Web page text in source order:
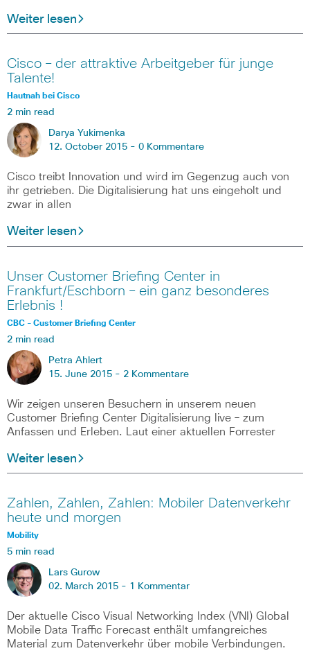
Weiter lesen
Cisco – der attraktive Arbeitgeber für junge
Talente!
Hautnah bei Cisco
2 min read
Darya Yukimenka
12. October 2015 - 0 Kommentare
Cisco treibt Innovation und wird im Gegenzug auch von
ihr getrieben. Die Digitalisierung hat uns eingeholt und
zwar in allen
Weiter lesen
Unser Customer Briefing Center in
Frankfurt/Eschborn – ein ganz besonderes
Erlebnis !
CBC - Customer Briefing Center
2 min read
Petra Ahlert
15. June 2015 - 2 Kommentare
Wir zeigen unseren Besuchern in unserem neuen
Customer Briefing Center Digitalisierung live – zum
Anfassen und Erleben. Laut einer aktuellen Forrester
Weiter lesen
Zahlen, Zahlen, Zahlen: Mobiler Datenverkehr
heute und morgen
Mobility
5 min read
Lars Gurow
02. March 2015 - 1 Kommentar
Der aktuelle Cisco Visual Networking Index (VNI) Global
Mobile Data Traffic Forecast enthält umfangreiches
Material zum Datenverkehr über mobile Verbindungen.